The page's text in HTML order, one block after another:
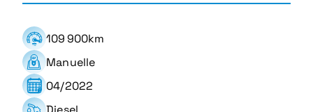
109 900km
Manuelle
04/2022